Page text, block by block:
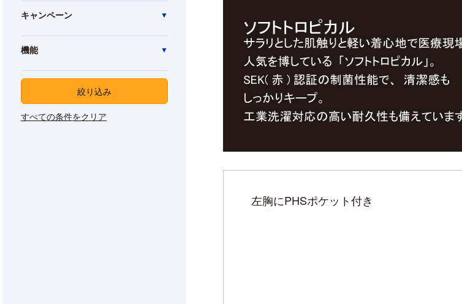
キャンペーン
機能
絞り込み
すべての条件をクリア
左胸にPHSポケット付き